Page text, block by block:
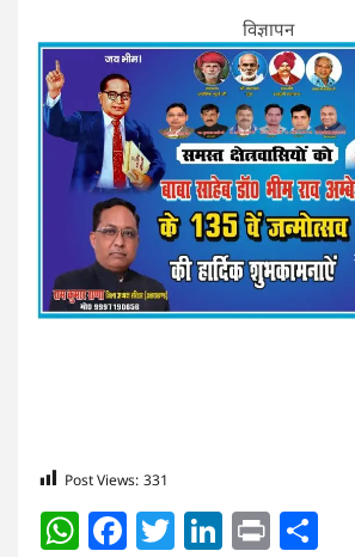
विज्ञापन
Post Views: 331
WhatsApp
Facebook
Twitter
LinkedIn
Print